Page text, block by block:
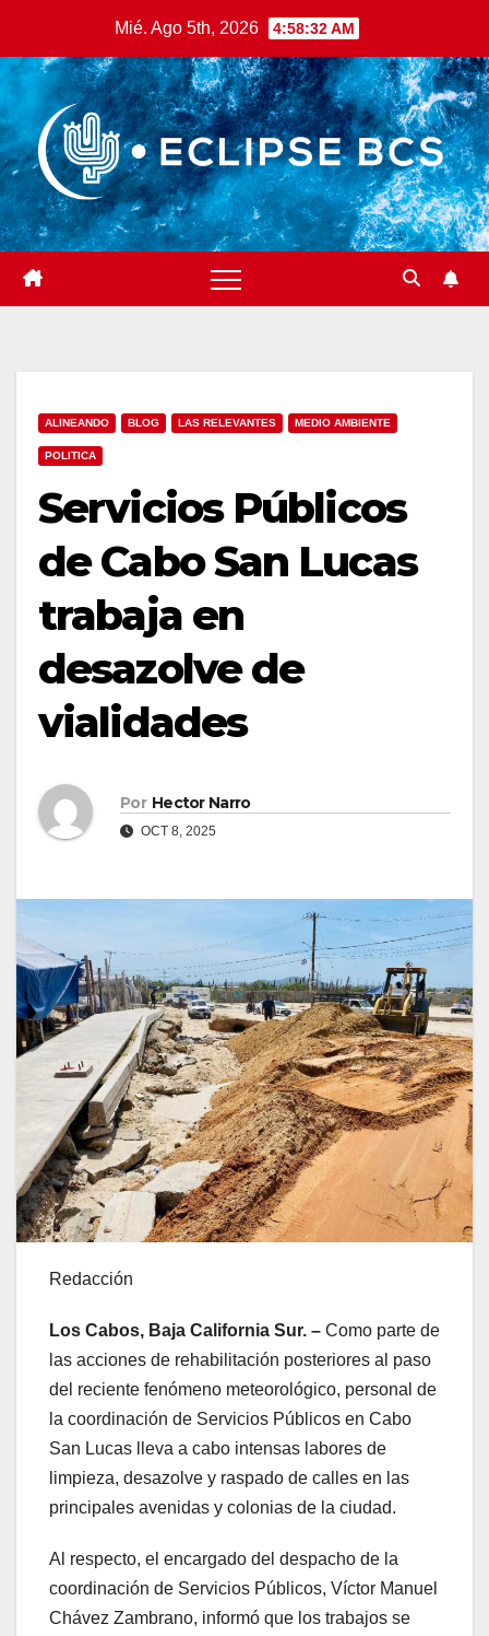
contenido
Mié. Ago 5th, 2026 4:58:34 AM
ALINEANDO BLOG LAS RELEVANTES MEDIO AMBIENTE
POLITICA
Servicios Públicos
de Cabo San Lucas
trabaja en
desazolve de
vialidades
Por Hector Narro
OCT 8, 2025
Redacción
Los Cabos, Baja California Sur. – Como parte de
las acciones de rehabilitación posteriores al paso
del reciente fenómeno meteorológico, personal de
la coordinación de Servicios Públicos en Cabo
San Lucas lleva a cabo intensas labores de
limpieza, desazolve y raspado de calles en las
principales avenidas y colonias de la ciudad.
Al respecto, el encargado del despacho de la
coordinación de Servicios Públicos, Víctor Manuel
Chávez Zambrano, informó que los trabajos se